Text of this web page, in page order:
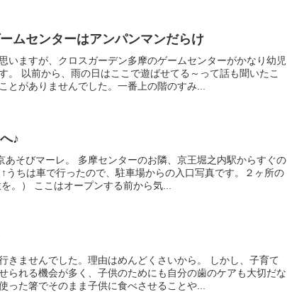
ムセンターはアンパンマンだらけ
いますが、クロスガーデン多摩のゲームセンターがかなり幼児
。 以前から、雨の日はここで遊ばせてる～って話も聞いたこ
とがありませんでした。一番上の階のすみ...
♪
あそびマーレ。 多摩センターのお隣、京王堀之内駅からすぐの
うちは車で行ったので、駐車場からの入口写真です。２ヶ所の
。） ここはオープンする前から気...
きませんでした。理由はめんどくさいから。 しかし、子育て
られる機会が多く、子供のためにも自分の歯のケアも大切だな
った箸でそのまま子供に食べさせることや...